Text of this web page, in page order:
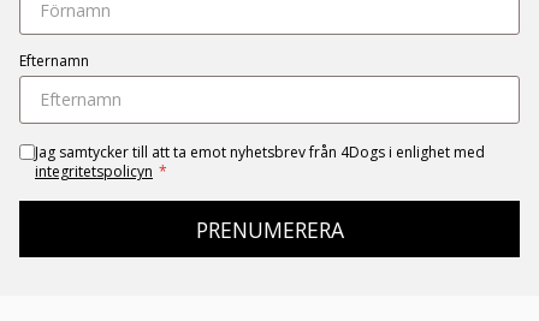
Efternamn
Jag samtycker till att ta emot nyhetsbrev från 4Dogs i enlighet med
integritetspolicyn *
PRENUMERERA